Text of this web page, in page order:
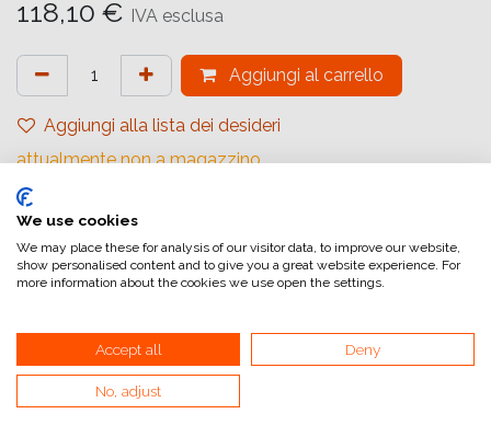
118,10 € IVA esclusa
Aggiungi al carrello
Aggiungi alla lista dei desideri
attualmente non a magazzino
Riferimento interno:
Collegamenti utili
Home
We use cookies
We may place these for analysis of our visitor data, to improve our website,
show personalised content and to give you a great website experience. For
more information about the cookies we use open the settings.
Accept all Deny
No, adjust